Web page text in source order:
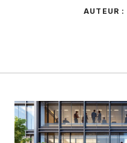
AUTEUR :